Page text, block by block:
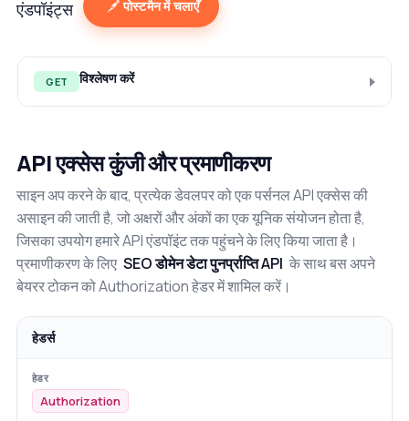
एंडपॉइंट्स पोस्टमैन में चलाएँ
GET विश्लेषण करें
API एक्सेस कुंजी और प्रमाणीकरण
साइन अप करने के बाद, प्रत्येक डेवलपर को एक पर्सनल API एक्सेस की
असाइन की जाती है, जो अक्षरों और अंकों का एक यूनिक संयोजन होता है,
जिसका उपयोग हमारे API एंडपॉइंट तक पहुंचने के लिए किया जाता है।
प्रमाणीकरण के लिए SEO डोमेन डेटा पुनर्प्राप्ति API के साथ बस अपने
बेयरर टोकन को Authorization हेडर में शामिल करें।
हेडर्स
Authorization